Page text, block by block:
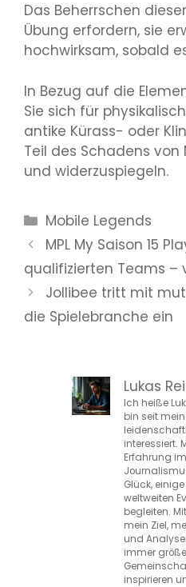
Das Beherrschen
Übung erfordern, sie
hochwirksam, sobald
In Bezug auf die
Sie sich für
antike Kürass- oder
Teil des Schadens von
und widerzuspiegeln.
Kategorien
Mobile Legends
MPL My Saison 15
qualifizierten Teams –
Jollibee tritt mit
die Spielebranche ein
Lukas
Ich heiße
bin seit
interessiert.
Erfahrung
Glück,
weltweiten
begleiten.
mein Ziel,
und
immer
inspirieren